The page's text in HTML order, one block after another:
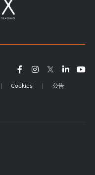
Cookies 公告